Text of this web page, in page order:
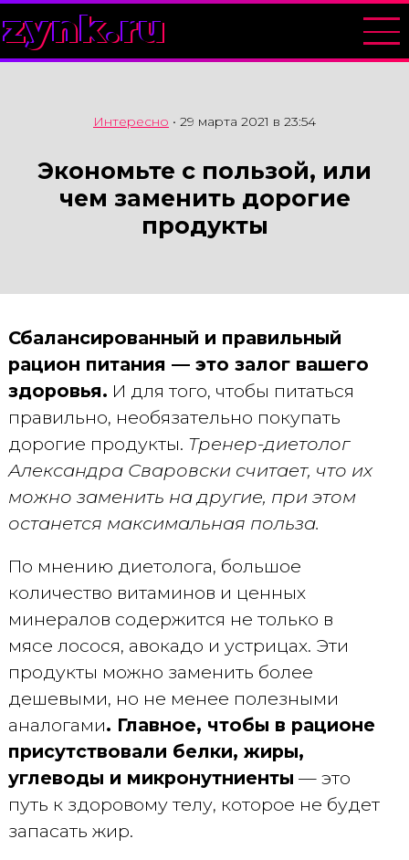
zynk.ru
Интересно • 29 марта 2021 в 23:54
Экономьте с пользой, или
чем заменить дорогие
продукты
Сбалансированный и правильный
рацион питания — это залог вашего
здоровья. И для того, чтобы питаться
правильно, необязательно покупать
дорогие продукты. Тренер-диетолог
Александра Сваровски считает, что их
можно заменить на другие, при этом
останется максимальная польза.
По мнению диетолога, большое
количество витаминов и ценных
минералов содержится не только в
мясе лосося, авокадо и устрицах. Эти
продукты можно заменить более
дешевыми, но не менее полезными
аналогами. Главное, чтобы в рационе
присутствовали белки, жиры,
углеводы и микронутниенты — это
путь к здоровому телу, которое не будет
запасать жир.